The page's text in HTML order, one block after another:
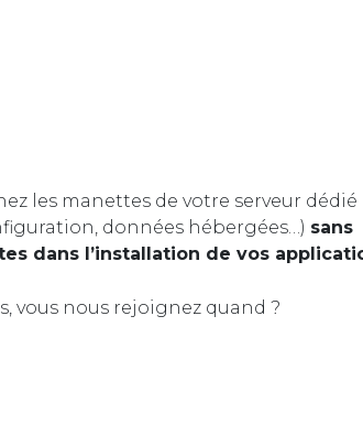
les manettes de votre serveur dédié
données hébergées…) sans
dans l’installation de vos
vous nous rejoignez quand ?